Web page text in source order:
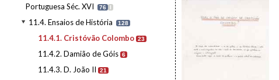
Portuguesa Séc. XVI
76 I
11.4. Ensaios de História 128
11.4.1. Cristóvão Colombo 23
11.4.2. Damião de Góis 6
11.4.3. D. João II 21
Cristóvão Colombo antes de
12. A expedição a Tunes,
Reynel, 1472-1473: 13.
Fundo:DFL - Documentos
Alves